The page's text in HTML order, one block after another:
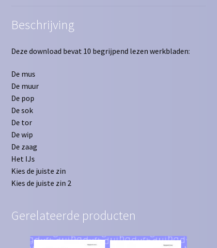
Beschrijving
Deze download bevat 10 begrijpend lezen werkbladen:
De mus
De muur
De pop
De sok
De tor
De wip
De zaag
Het IJs
Kies de juiste zin
Kies de juiste zin 2
Gerelateerde producten